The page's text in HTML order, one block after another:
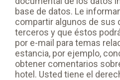
base de datos. Le
compartir algunos de sus
terceros y que éstos
por e-mail para temas
estancia, por ejemplo,
obtener comentarios
hotel. Usted tiene el